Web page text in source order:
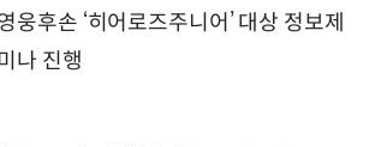
웅후손 ‘히어로즈주니어’ 대상 정보제
나 진행